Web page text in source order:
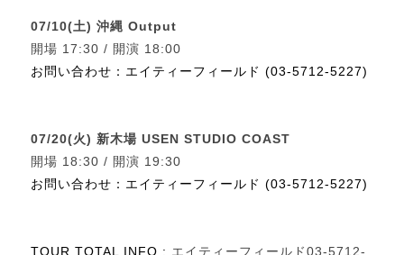
07/10(土) 沖縄 Output
開場 17:30 / 開演 18:00
お問い合わせ：エイティーフィールド (03-5712-5227)
07/20(火) 新木場 USEN STUDIO COAST
開場 18:30 / 開演 19:30
お問い合わせ：エイティーフィールド (03-5712-5227)
TOUR TOTAL INFO : エイティーフィールド03-5712-